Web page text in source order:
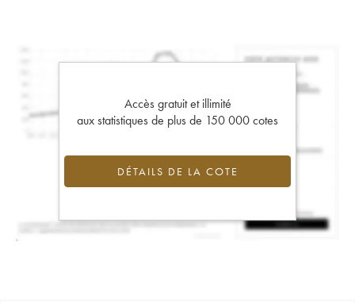
Accès gratuit et illimité
aux statistiques de plus de 150 000 cotes
DÉTAILS DE LA COTE